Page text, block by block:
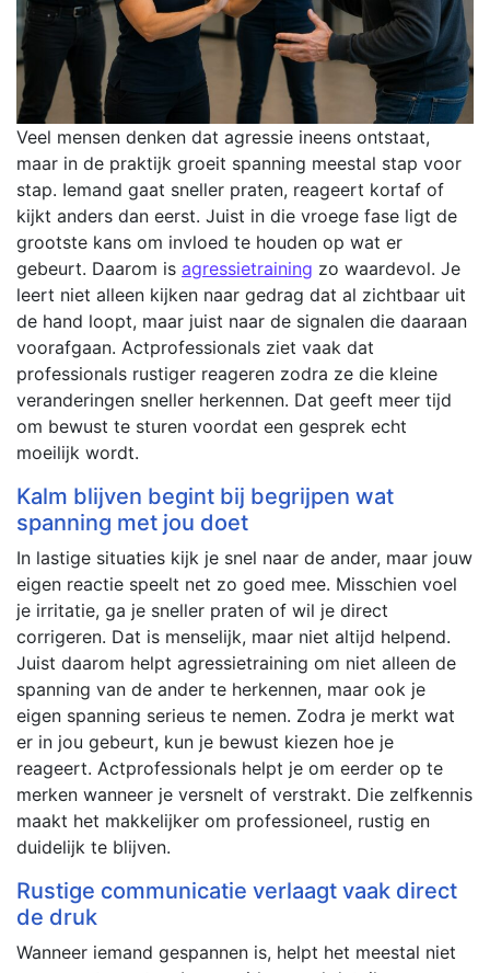
Veel mensen denken dat agressie ineens ontstaat,
maar in de praktijk groeit spanning meestal stap voor
stap. Iemand gaat sneller praten, reageert kortaf of
kijkt anders dan eerst. Juist in die vroege fase ligt de
grootste kans om invloed te houden op wat er
gebeurt. Daarom is agressietraining zo waardevol. Je
leert niet alleen kijken naar gedrag dat al zichtbaar uit
de hand loopt, maar juist naar de signalen die daaraan
voorafgaan. Actprofessionals ziet vaak dat
professionals rustiger reageren zodra ze die kleine
veranderingen sneller herkennen. Dat geeft meer tijd
om bewust te sturen voordat een gesprek echt
moeilijk wordt.
Kalm blijven begint bij begrijpen wat
spanning met jou doet
In lastige situaties kijk je snel naar de ander, maar jouw
eigen reactie speelt net zo goed mee. Misschien voel
je irritatie, ga je sneller praten of wil je direct
corrigeren. Dat is menselijk, maar niet altijd helpend.
Juist daarom helpt agressietraining om niet alleen de
spanning van de ander te herkennen, maar ook je
eigen spanning serieus te nemen. Zodra je merkt wat
er in jou gebeurt, kun je bewust kiezen hoe je
reageert. Actprofessionals helpt je om eerder op te
merken wanneer je versnelt of verstrakt. Die zelfkennis
maakt het makkelijker om professioneel, rustig en
duidelijk te blijven.
Rustige communicatie verlaagt vaak direct
de druk
Wanneer iemand gespannen is, helpt het meestal niet